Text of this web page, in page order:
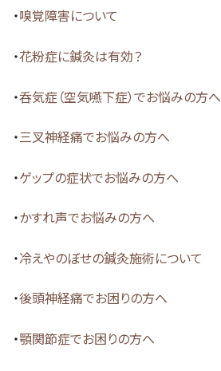
・嗅覚障害について
・花粉症に鍼灸は有効？
・呑気症（空気嚥下症）でお悩みの方へ
・三叉神経痛でお悩みの方へ
・ゲップの症状でお悩みの方へ
・かすれ声でお悩みの方へ
・冷えやのぼせの鍼灸施術について
・後頭神経痛でお困りの方へ
・顎関節症でお困りの方へ